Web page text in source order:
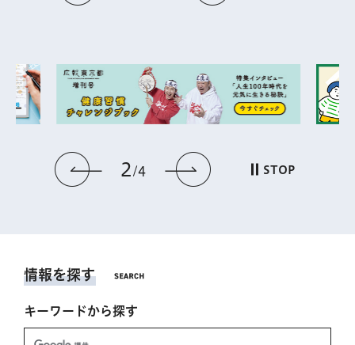
前のスライドを表示
2 4 次のスライドを表
STOP
情報を探す
キーワードから探す